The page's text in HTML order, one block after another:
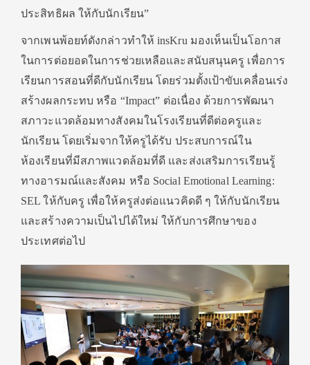
ประสิทธิผล ให้กับนักเรียน”
จากเพนพ้อยท์ดังกล่าวทำให้ insKru มองเห็นเป็นโอกาส
ในการต่อยอดในการช่วยเหลือและสนับสนุนครู เพื่อการ
เรียนการสอนที่ดีกับนักเรียน โดยร่วมตั้งเป้าขับเคลื่อนเร่ง
สร้างผลกระทบ หรือ “Impact” ต่อเนื่อง ด้วยการพัฒนา
สภาวะแวดล้อมทางสังคมในโรงเรียนที่ดีต่อครูและ
นักเรียน โดยเริ่มจากให้ครูได้รับ ประสบการณ์ใน
ห้องเรียนที่มีสภาพแวดล้อมที่ดี และส่งเสริมการเรียนรู้
ทางอารมณ์และสังคม หรือ Social Emotional Learning:
SEL ให้กับครู เพื่อให้ครูส่งต่อแนวคิดดี ๆ ให้กับนักเรียน
และสร้างความเป็นไปได้ใหม่ ให้กับการศึกษาของ
ประเทศต่อไป